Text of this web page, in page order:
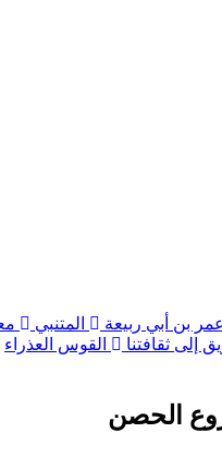
بن أبي ربيعة المتنبي
إلى ثقافتنا
القوس العذراء
الحصن